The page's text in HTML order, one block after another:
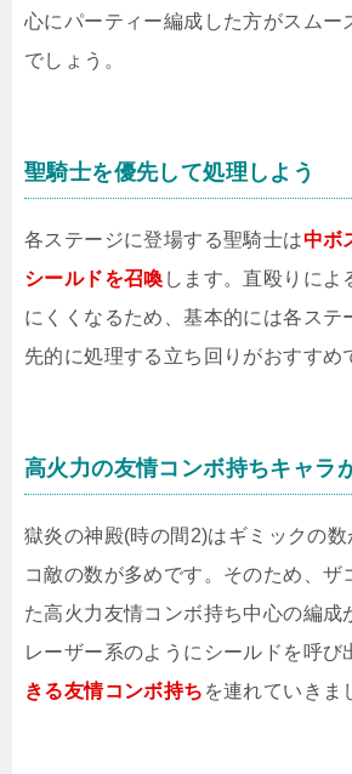
心にパーティー編成した方がスムー
でしょう。
聖騎士を優先して処理しよう
各ステージに登場する聖騎士は中ボ
シールドを召喚 します。直殴りによ
にくくなるため、基本的には各ステ
先的に処理する立ち回りがおすすめ
高火力の友情コンボ持ちキャラ
獄炎の神殿(時の間2)はギミックの
コ敵の数が多めです。そのため、ザ
た高火力友情コンボ持ち中心の編成
レーザー系のようにシールドを呼び
きる友情コンボ持ち を連れていきま